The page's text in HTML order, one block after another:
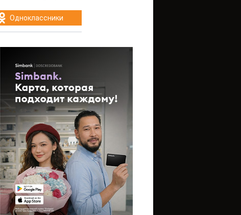
Одноклассники